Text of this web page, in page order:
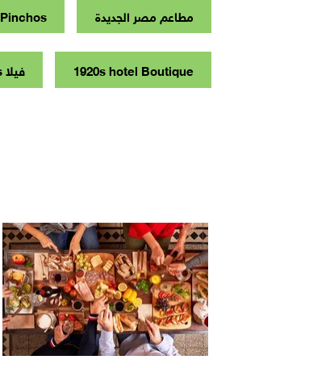
مطاعم مصر الجديدة Pinchos
1920s hotel Boutique فيلا 1920s